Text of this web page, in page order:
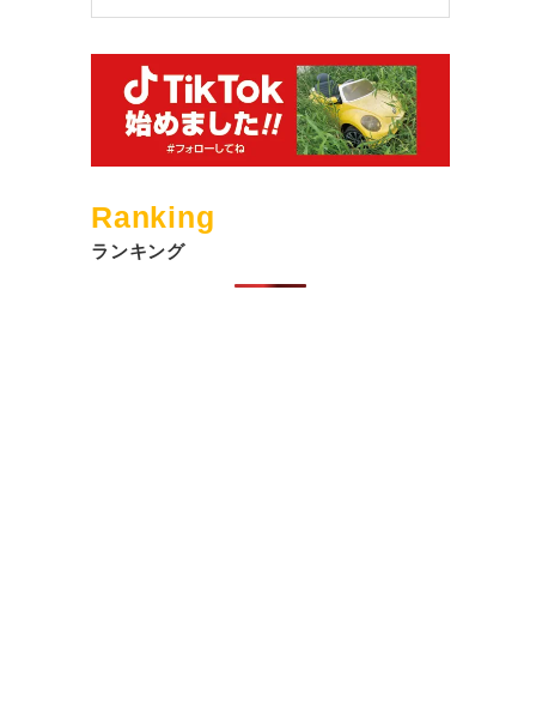
Ranking
ランキング